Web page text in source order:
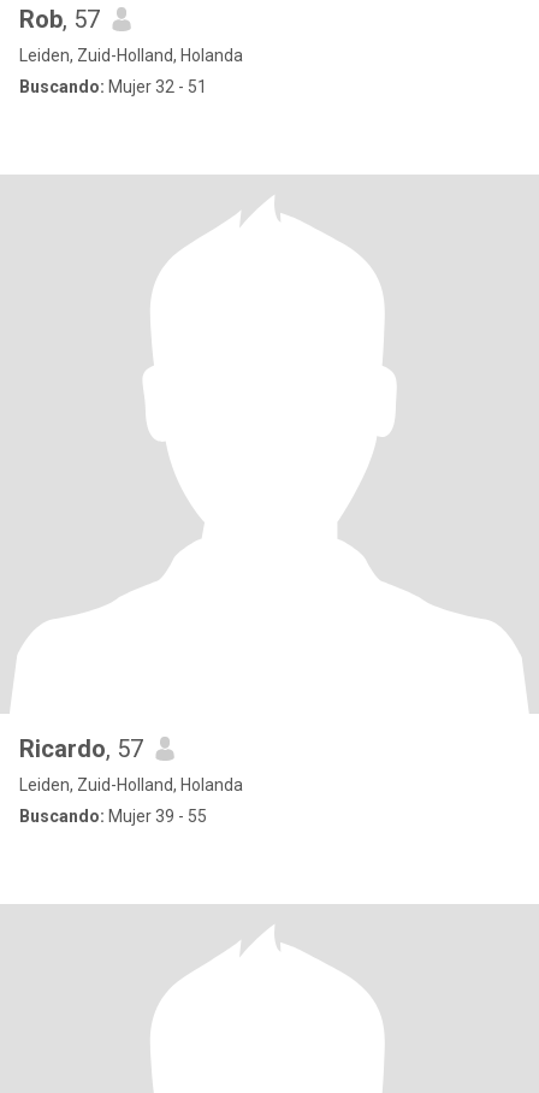
Rob, 57
Leiden, Zuid-Holland, Holanda
Buscando: Mujer 32 - 51
Ricardo, 57
Leiden, Zuid-Holland, Holanda
Buscando: Mujer 39 - 55